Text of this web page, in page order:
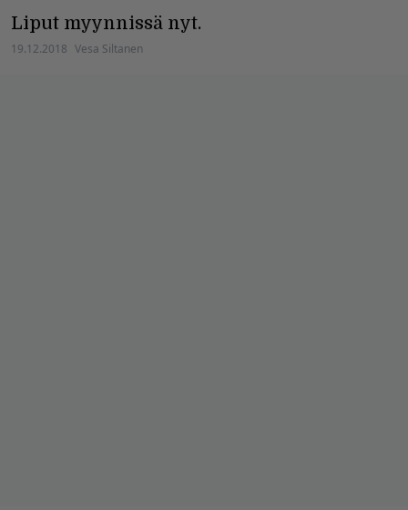
Liput myynnissä nyt.
19.12.2018 Vesa Siltanen